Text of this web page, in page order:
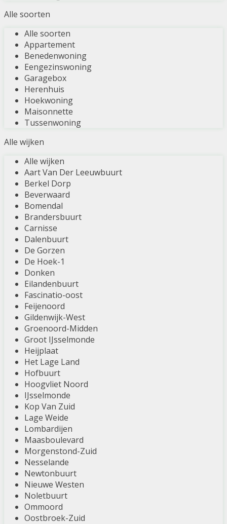
Alle soorten
Alle soorten
Appartement
Benedenwoning
Eengezinswoning
Garagebox
Herenhuis
Hoekwoning
Maisonnette
Tussenwoning
Alle wijken
Alle wijken
Aart Van Der Leeuwbuurt
Berkel Dorp
Beverwaard
Bomendal
Brandersbuurt
Carnisse
Dalenbuurt
De Gorzen
De Hoek-1
Donken
Eilandenbuurt
Fascinatio-oost
Feijenoord
Gildenwijk-West
Groenoord-Midden
Groot IJsselmonde
Heijplaat
Het Lage Land
Hofbuurt
Hoogvliet Noord
IJsselmonde
Kop Van Zuid
Lage Weide
Lombardijen
Maasboulevard
Morgenstond-Zuid
Nesselande
Newtonbuurt
Nieuwe Westen
Noletbuurt
Ommoord
Oostbroek-Zuid